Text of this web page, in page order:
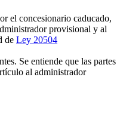
el concesionario caducado,
provisional y al
de Ley 20504
Se entiende que las partes
al administrador